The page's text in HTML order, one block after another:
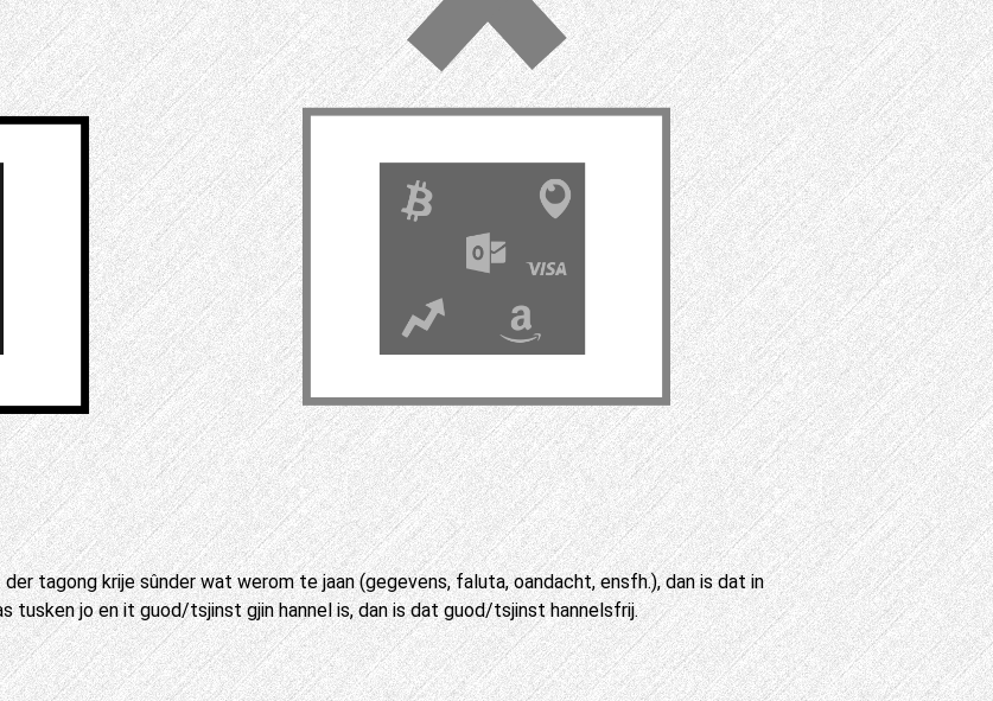
tagong krije sûnder wat werom te jaan (gegevens, faluta, oandacht, ensfh.), dan is dat in
tusken jo en it guod/tsjinst gjin hannel is, dan is dat guod/tsjinst hannelsfrij.